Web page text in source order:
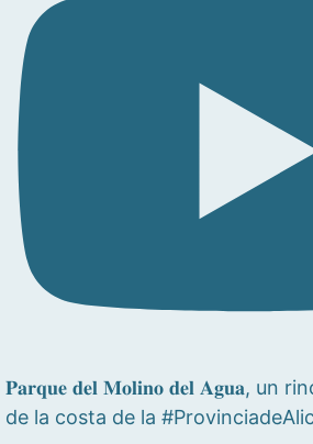
𝐏𝐚𝐫𝐪𝐮𝐞 𝐝𝐞𝐥 𝐌𝐨𝐥𝐢𝐧𝐨 𝐝𝐞𝐥 𝐀𝐠𝐮𝐚, un
de la costa de la